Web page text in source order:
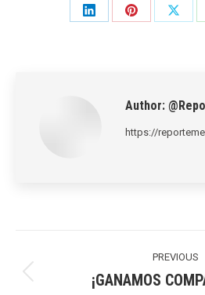
Share
Share
Share
Author:
https://
navigation
PREVIOUS
¡GANAMOS